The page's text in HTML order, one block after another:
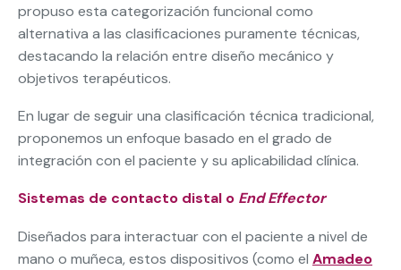
propuso esta categorización funcional como
alternativa a las clasificaciones puramente técnicas,
destacando la relación entre diseño mecánico y
objetivos terapéuticos.
En lugar de seguir una clasificación técnica tradicional,
proponemos un enfoque basado en el grado de
integración con el paciente y su aplicabilidad clínica.
Sistemas de contacto distal o End Effector
Diseñados para interactuar con el paciente a nivel de
mano o muñeca, estos dispositivos (como el Amadeo